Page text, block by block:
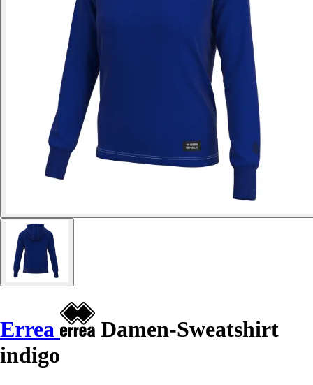
Errea
Damen-Sweatshirt
indigo